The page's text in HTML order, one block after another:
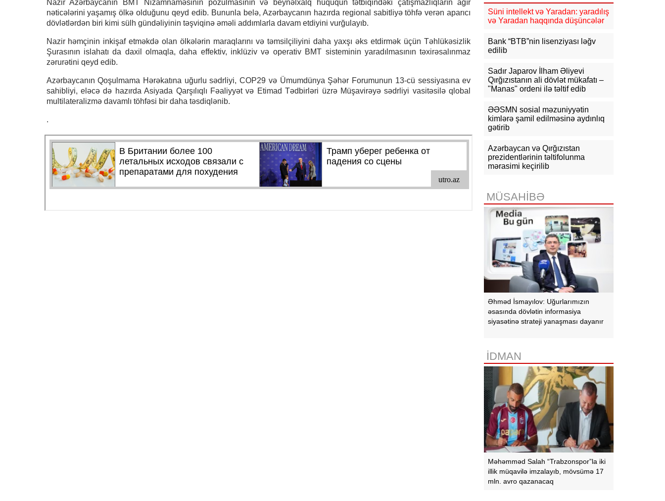
Nazir Azərbaycanın BMT Nizamnaməsinin pozulmasının və beynəlxalq hüququn tətbiqindəki çatışmazlıqların ağır
nəticələrini yaşamış ölkə olduğunu qeyd edib. Bununla belə, Azərbaycanın hazırda regional sabitliyə töhfə verən aparıcı
dövlətlərdən biri kimi sülh gündəliyinin təşviqinə əməli addımlarla davam etdiyini vurğulayıb.
Nazir həmçinin inkişaf etməkdə olan ölkələrin maraqlarını və təmsilçiliyini daha yaxşı əks etdirmək üçün Təhlükəsizlik
Şurasının islahatı da daxil olmaqla, daha effektiv, inklüziv və operativ BMT sisteminin yaradılmasının təxirəsalınmaz
zərurətini qeyd edib.
Azərbaycanın Qoşulmama Hərəkatına uğurlu sədrliyi, COP29 və Ümumdünya Şəhər Forumunun 13-cü sessiyasına ev
sahibliyi, eləcə də hazırda Asiyada Qarşılıqlı Fəaliyyət və Etimad Tədbirləri üzrə Müşavirəyə sədrliyi vasitəsilə qlobal
multilateralizmə davamlı töhfəsi bir daha təsdiqlənib.
.
16:31 Bu il dövlət büdcəsinə 11,5
mlrd. manata yaxın vergi daxil olub
16:04
Tramp zəng etdi - Pentaqonda
təcili iclas təyin olundu
15:53 Ceyhun Bayramov: Rusiya və
Ukrayna arasındakı hərbi
əməliyyatlar ən qısa zamanda
15:41 İranda “Mossad”la əlaqəli 20-
dən çox şəxsin saxlanıldığı bildirilir
15:26 Kiyevdə Azərbaycan və
Ukrayna xarici işlər nazirlərinin
görüşü olub
Azərbaycan Xalq Cümhuriyyətinin
diplomatik irsinə aid arxiv sənədləri
ilə tanış olub
Süni intellekt və Yaradan: yaradılış
və Yaradan haqqında düşüncələr
Bank “BTB”nin lisenziyası ləğv
edilib
Sadır Japarov İlham Əliyevi
Qırğızıstanın ali dövlət mükafatı –
"Manas" ordeni ilə təltif edib
ƏƏSMN sosial məzuniyyətin
kimlərə şamil edilməsinə aydınlıq
gətirib
Azərbaycan və Qırğızıstan
prezidentlərinin təltifolunma
mərasimi keçirilib
MÜSAHİBƏ
Əhməd İsmayılov: Uğurlarımızın
əsasında dövlətin informasiya
siyasətinə strateji yanaşması dayanır
İDMAN
Məhəmməd Salah “Trabzonspor”la iki
illik müqavilə imzalayıb, mövsümə 17
mln. avro qazanacaq